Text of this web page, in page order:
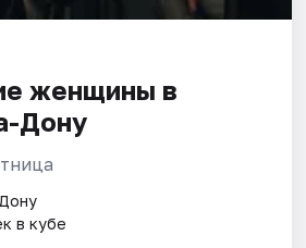
женщины в
Дону
в кубе